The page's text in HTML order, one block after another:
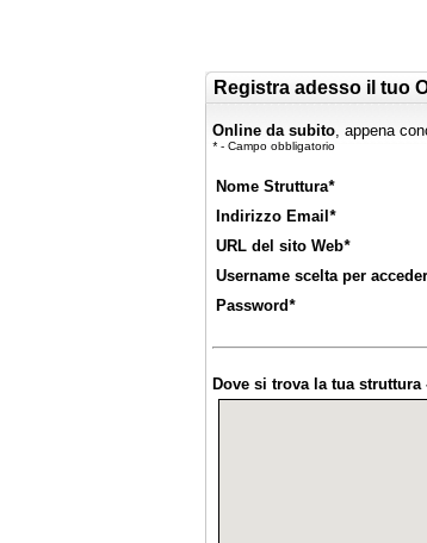
Registra adesso il tuo
Online da subito, appena
* - Campo obbligatorio
Nome Struttura*
Indirizzo Email *
URL del sito Web*
Username scelta per
Password*
Dove si trova la tua